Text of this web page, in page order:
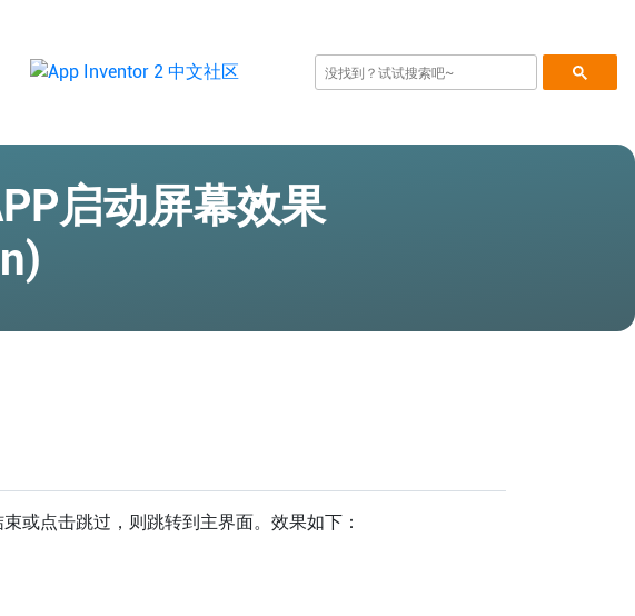
启动屏幕效果
或点击跳过，则跳转到主界面。效果如下：